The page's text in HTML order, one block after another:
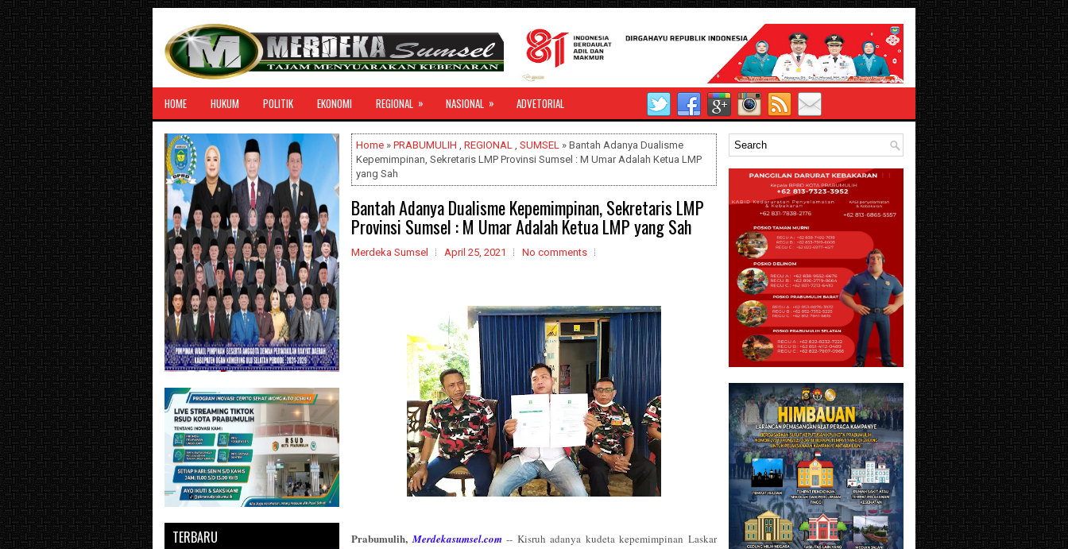
HOME HUKUM POLITIK EKONOMI REGIONAL » NASIONAL » ADVETORIAL
Home » PRABUMULIH , REGIONAL , SUMSEL » Bantah Adanya Dualisme
Kepemimpinan, Sekretaris LMP Provinsi Sumsel : M Umar Adalah Ketua LMP
yang Sah
Bantah Adanya Dualisme Kepemimpinan, Sekretaris LMP
Provinsi Sumsel : M Umar Adalah Ketua LMP yang Sah
Merdeka Sumsel April 25, 2021 No comments
Prabumulih,Merdekasumsel.com-- Kisruh adanya kudeta kepemimpinan Laskar
TERBARU